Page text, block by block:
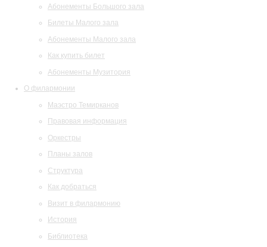
Абонементы Большого зала
Билеты Малого зала
Абонементы Малого зала
Как купить билет
Абонементы Музитория
О филармонии
Маэстро Темирканов
Правовая информация
Оркестры
Планы залов
Структура
Как добраться
Визит в филармонию
История
Библиотека